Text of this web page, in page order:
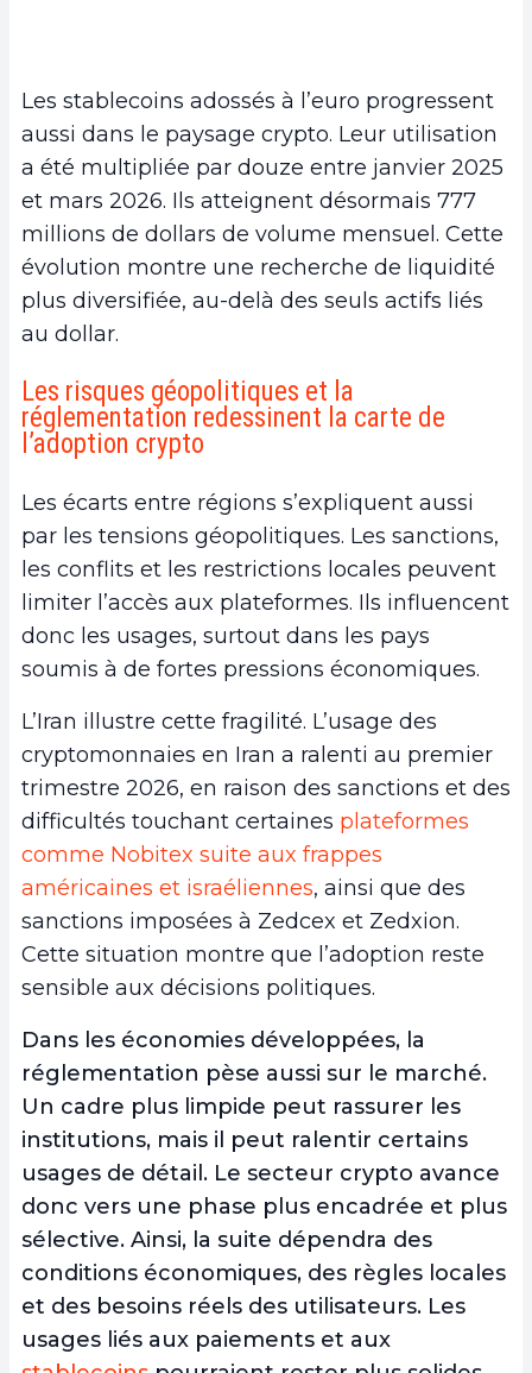
Les stablecoins adossés à l’euro progressent
aussi dans le paysage crypto. Leur utilisation
a été multipliée par douze entre janvier 2025
et mars 2026. Ils atteignent désormais 777
millions de dollars de volume mensuel. Cette
évolution montre une recherche de liquidité
plus diversifiée, au-delà des seuls actifs liés
au dollar.
Les risques géopolitiques et la
réglementation redessinent la carte de
l’adoption crypto
Les écarts entre régions s’expliquent aussi
par les tensions géopolitiques. Les sanctions,
les conflits et les restrictions locales peuvent
limiter l’accès aux plateformes. Ils influencent
donc les usages, surtout dans les pays
soumis à de fortes pressions économiques.
L’Iran illustre cette fragilité. L’usage des
cryptomonnaies en Iran a ralenti au premier
trimestre 2026, en raison des sanctions et des
difficultés touchant certaines plateformes
comme Nobitex suite aux frappes
américaines et israéliennes, ainsi que des
sanctions imposées à Zedcex et Zedxion.
Cette situation montre que l’adoption reste
sensible aux décisions politiques.
Dans les économies développées, la
réglementation pèse aussi sur le marché.
Un cadre plus limpide peut rassurer les
institutions, mais il peut ralentir certains
usages de détail. Le secteur crypto avance
donc vers une phase plus encadrée et plus
sélective. Ainsi, la suite dépendra des
conditions économiques, des règles locales
et des besoins réels des utilisateurs. Les
usages liés aux paiements et aux